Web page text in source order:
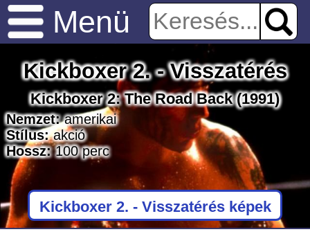
Menü
Kickboxer 2. - Visszatérés
Kickboxer 2: The Road Back(1991)
Nemzet: amerikai
Stílus: akció
Hossz: 100perc
Kickboxer 2. - Visszatérés képek